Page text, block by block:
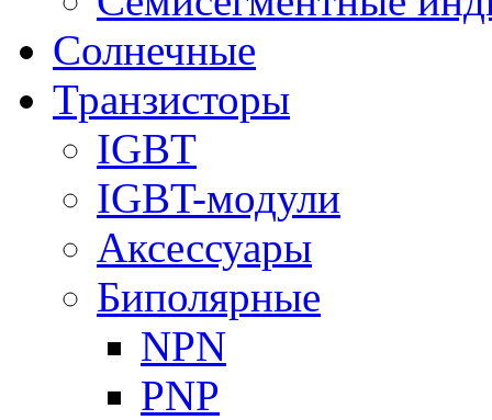
Солнечные
Транзисторы
IGBT
IGBT-модули
Аксессуары
Биполярные
NPN
PNP